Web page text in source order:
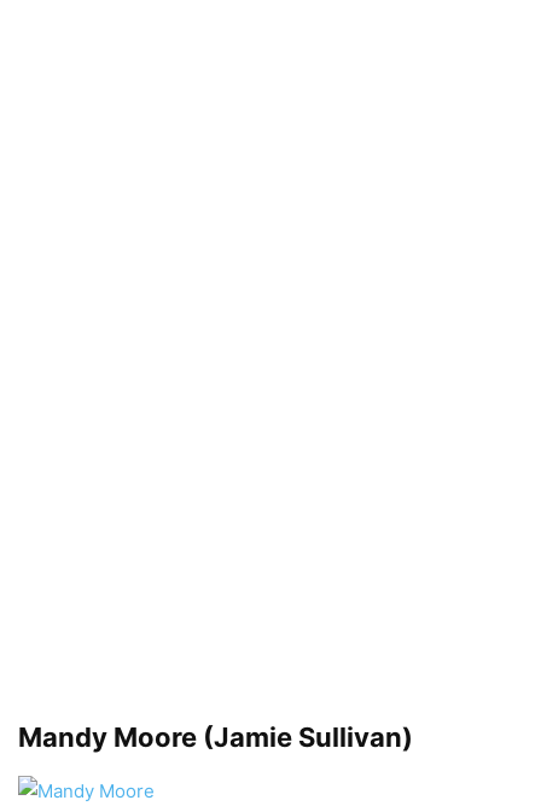
Mandy Moore (Jamie Sullivan)